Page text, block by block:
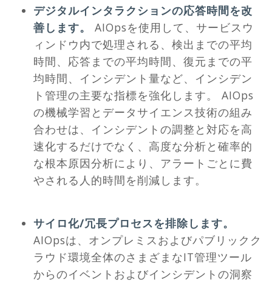
デジタルインタラクションの応答時間を改
善します。 AIOpsを使用して、サービスウ
ィンドウ内で処理される、検出までの平均
時間、応答までの平均時間、復元までの平
均時間、インシデント量など、インシデン
ト管理の主要な指標を強化します。 AIOps
の機械学習とデータサイエンス技術の組み
合わせは、インシデントの調整と対応を高
速化するだけでなく、高度な分析と確率的
な根本原因分析により、アラートごとに費
やされる人的時間を削減します。
サイロ化/冗長プロセスを排除します。
AIOpsは、オンプレミスおよびパブリックク
ラウド環境全体のさまざまなIT管理ツール
からのイベントおよびインシデントの洞察